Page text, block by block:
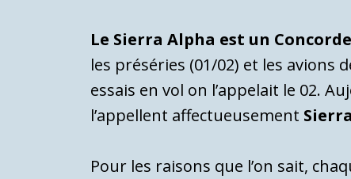
Le Sierra Alpha est un
les préséries (01/02) et les avions
essais en vol on l’appelait le 02.
l’appellent affectueusement
Pour les raisons que l’on sait,